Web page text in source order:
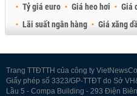
Tỷ giá euro
Giá heo hơi Giá
Lãi suất ngân hàng
Giá xăng
Trang TTĐTTH của công ty
Giấy phép số 3323/GP-TTĐT do Sở
Lầu 5 - Compa Building - 293 Điện